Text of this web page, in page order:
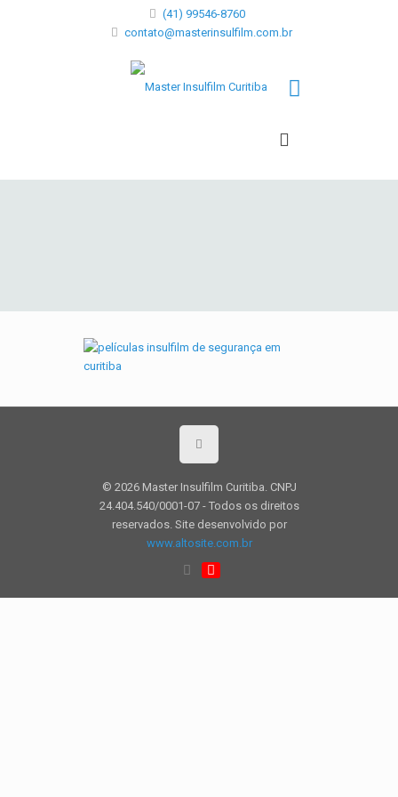
(41) 99546-8760
contato@masterinsulfilm.com.br
© 2026 Master Insulfilm Curitiba. CNPJ
24.404.540/0001-07 - Todos os direitos
reservados. Site desenvolvido por
www.altosite.com.br